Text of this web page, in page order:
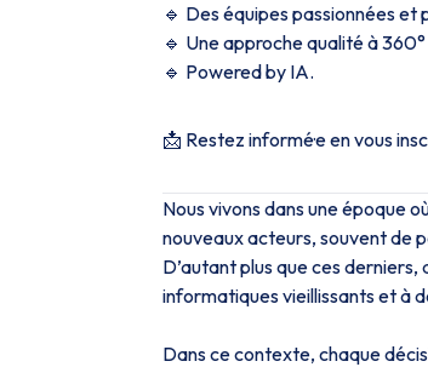
🔹 Des équipes passionnées et
🔹 Une approche qualité à 360°
🔹 Powered by IA.
📩 Restez informé·e en vous
Nous vivons dans une époque
nouveaux acteurs, souvent de
D’autant plus que ces
informatiques vieillissants et à
Dans ce contexte, chaque